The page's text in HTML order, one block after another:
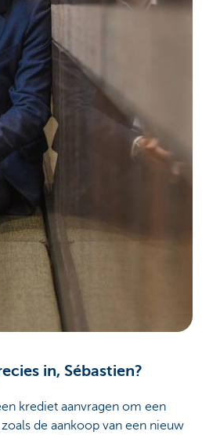
in, Sébastien?
krediet aanvragen om een
de aankoop van een nieuw